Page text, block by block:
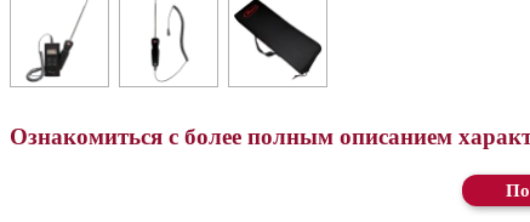
Ознакомиться с более полным описанием